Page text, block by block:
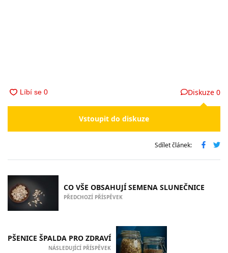
Diskuze 0
Vstoupit do diskuze
Sdílet článek:
CO VŠE OBSAHUJÍ SEMENA SLUNEČNICE
PŘEDCHOZÍ PŘÍSPĚVEK
PŠENICE ŠPALDA PRO ZDRAVÍ
NÁSLEDUJÍCÍ PŘÍSPĚVEK